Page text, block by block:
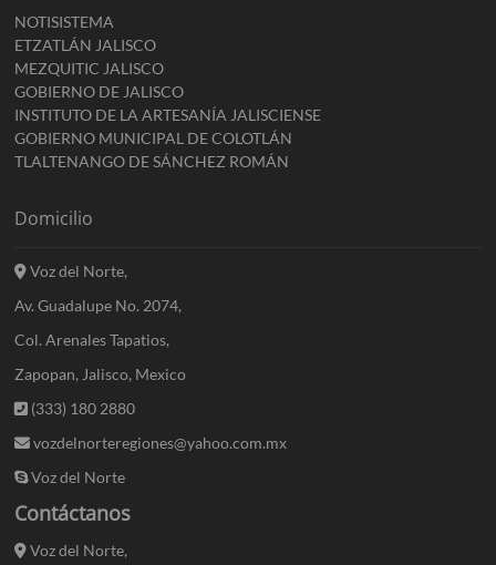
NOTISISTEMA
ETZATLÁN JALISCO
MEZQUITIC JALISCO
GOBIERNO DE JALISCO
INSTITUTO DE LA ARTESANÍA JALISCIENSE
GOBIERNO MUNICIPAL DE COLOTLÁN
TLALTENANGO DE SÁNCHEZ ROMÁN
Domicilio
Voz del Norte,
Av. Guadalupe No. 2074,
Col. Arenales Tapatios,
Zapopan, Jalisco, Mexico
(333) 180 2880
vozdelnorteregiones@yahoo.com.mx
Voz del Norte
Contáctanos
Voz del Norte,